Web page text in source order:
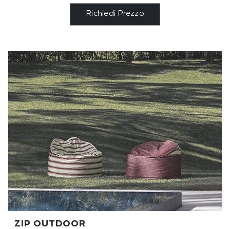
Richiedi Prezzo
ZIP OUTDOOR